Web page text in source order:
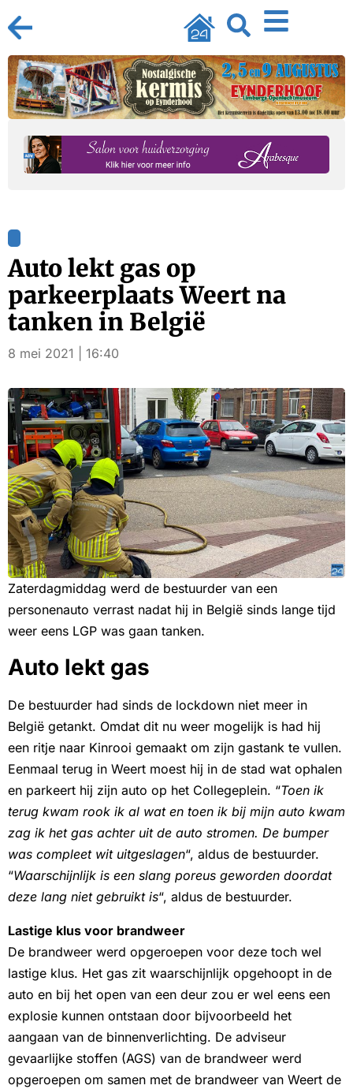
Auto lekt gas op
parkeerplaats Weert na
tanken in België
8 mei 2021 | 16:40
Zaterdagmiddag werd de bestuurder van een
personenauto verrast nadat hij in België sinds lange tijd
weer eens LGP was gaan tanken.
Auto lekt gas
De bestuurder had sinds de lockdown niet meer in
België getankt. Omdat dit nu weer mogelijk is had hij
een ritje naar Kinrooi gemaakt om zijn gastank te vullen.
Eenmaal terug in Weert moest hij in de stad wat ophalen
en parkeert hij zijn auto op het Collegeplein. “Toen ik
terug kwam rook ik al wat en toen ik bij mijn auto kwam
zag ik het gas achter uit de auto stromen. De bumper
was compleet wit uitgeslagen“, aldus de bestuurder.
“Waarschijnlijk is een slang poreus geworden doordat
deze lang niet gebruikt is“, aldus de bestuurder.
Lastige klus voor brandweer
De brandweer werd opgeroepen voor deze toch wel
lastige klus. Het gas zit waarschijnlijk opgehoopt in de
auto en bij het open van een deur zou er wel eens een
explosie kunnen ontstaan door bijvoorbeeld het
aangaan van de binnenverlichting. De adviseur
gevaarlijke stoffen (AGS) van de brandweer werd
opgeroepen om samen met de brandweer van Weert de